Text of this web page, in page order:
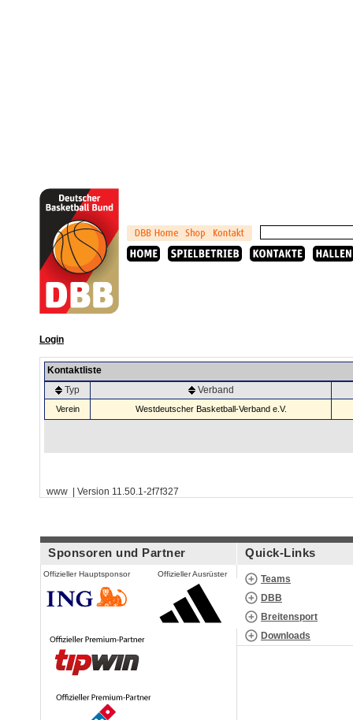
Login
Kontaktliste
Typ
Verband
Verein Westdeutscher Basketball-Verband e.V.
www | Version 11.50.1-2f7f327
Sponsoren und Partner
Offizieller Hauptsponsor Offizieller Ausrüster
Quick-Links
Teams
DBB
Breitensport
Downloads